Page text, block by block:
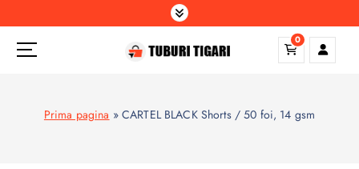
k
0
Prima pagina »CARTEL BLACK Shorts / 50 foi, 14 gsm